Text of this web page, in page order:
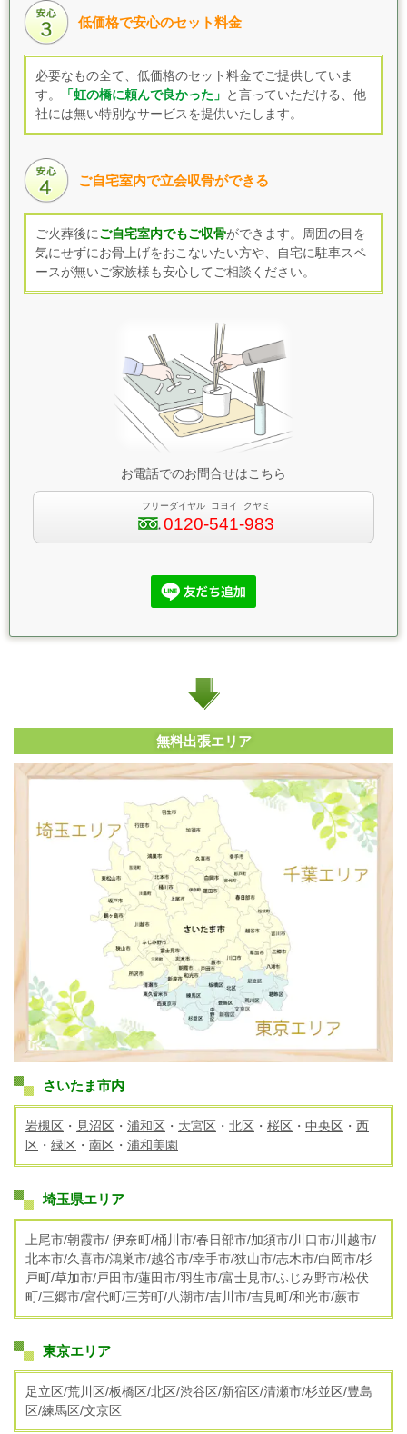
低価格で安心のセット料金
必要なもの全て、低価格のセット料金でご提供していま
す 。 「虹の橋に頼んで良かった」 と言っていただける、他
社には無い特別なサービスを提供いたします。
ご自宅室内で立会収骨ができる
ご火葬後に ご自宅室内でもご収骨ができます。
周囲の目を
気にせずにお骨上げをおこないたい方や、自宅に駐車スペ
ースが無いご家族様も安心してご相談ください。
お電話でのお問合せはこちら
フリーダイヤル コヨイ クヤミ
0120-541-983
無料出張エリア
さいたま市内
岩槻区 ・ 見沼区 ・ 浦和区 ・ 大宮区 ・ 北区 ・ 桜区 ・ 中央区 ・ 西
区 ・ 緑区 ・ 南区 ・ 浦和美園
埼玉県エリア
上尾市/朝霞市/ 伊奈町/桶川市/春日部市/加須市/川口市/川越市/
北本市/久喜市/鴻巣市/越谷市/幸手市/狭山市/志木市/白岡市/杉
戸町/草加市/ 戸田市/蓮田市/羽生市/富士見市/ふじみ野市/松伏
町/三郷市/宮代町/三芳町/八潮市/吉川市/吉見町/和光市/蕨市
東京エリア
足立区/荒川区/板橋区/北区/渋谷区/新宿区/清瀬市/杉並区/豊島
区/練馬区/文京区